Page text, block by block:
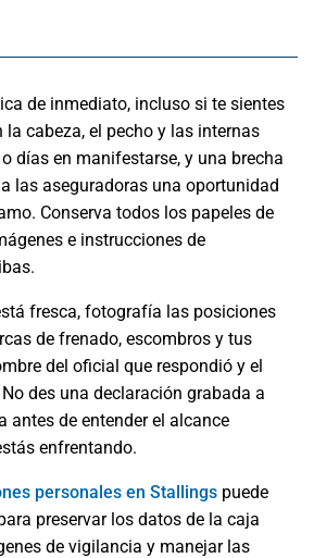
de inmediato, incluso si te sientes
la cabeza, el pecho y las internas
días en manifestarse, y una brecha
las aseguradoras una oportunidad
Conserva todos los papeles de
e instrucciones de
fresca, fotografía las posiciones
de frenado, escombros y tus
del oficial que respondió y el
des una declaración grabada a
antes de entender el alcance
enfrentando.
personales en Stallings puede
preservar los datos de la caja
de vigilancia y manejar las